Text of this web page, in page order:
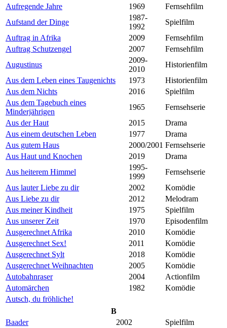
Aufregende Jahre
1969
Fernsehfilm
Aufstand der Dinge
1987-
1992
Spielfilm
Auftrag in Afrika
2009
Fernsehfilm
Auftrag Schutzengel
2007
Fernsehfilm
Augustinus
2009-
2010
Historienfilm
Aus dem Leben eines Taugenichts
1973
Historienfilm
Aus dem Nichts
2016
Spielfilm
Aus dem Tagebuch eines
Minderjährigen
1965
Fernsehserie
Aus der Haut
2015
Drama
Aus einem deutschen Leben
1977
Drama
Aus gutem Haus
2000/2001 Fernsehserie
Aus Haut und Knochen
2019
Drama
Aus heiterem Himmel
1995-
1999
Fernsehserie
Aus lauter Liebe zu dir
2002
Komödie
Aus Liebe zu dir
2012
Melodram
Aus meiner Kindheit
1975
Spielfilm
Aus unserer Zeit
1970
Episodenfilm
Ausgerechnet Afrika
2010
Komödie
Ausgerechnet Sex!
2011
Komödie
Ausgerechnet Sylt
2018
Komödie
Ausgerechnet Weihnachten
2005
Komödie
Autobahnraser
2004
Actionfilm
Automärchen
1982
Komödie
Autsch, du fröhliche!
B
Baader
2002
Spielfilm